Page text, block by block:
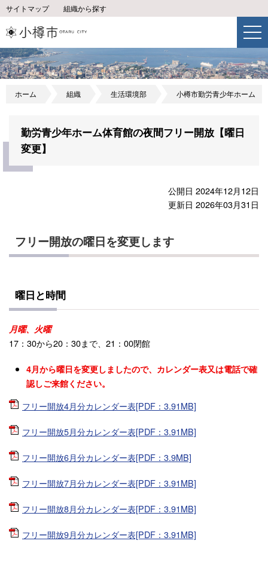
サイトマップ 組織から探す
ホーム 組織 生活環境部 小樽市勤労青少年ホーム
勤労青少年ホーム体育館の夜間フリー開放【曜日
変更】
公開日 2024年12月12日
更新日 2026年03月31日
フリー開放の曜日を変更します
曜日と時間
月曜、火曜
17：30から20：30まで、21：00閉館
4月から曜日を変更しましたので、カレンダー表又は電話で確
認しご来館ください。
フリー開放4月分カレンダー表[PDF：3.91MB]
フリー開放5月分カレンダー表[PDF：3.91MB]
フリー開放6月分カレンダー表[PDF：3.9MB]
フリー開放7月分カレンダー表[PDF：3.91MB]
フリー開放8月分カレンダー表[PDF：3.91MB]
フリー開放9月分カレンダー表[PDF：3.91MB]